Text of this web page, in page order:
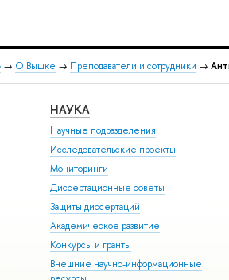
→ О Вышке → Преподаватели и сотрудники →
НАУКА
Научные подразделения
Исследовательские проекты
Мониторинги
Диссертационные советы
Защиты диссертаций
Академическое развитие
Конкурсы и гранты
Внешние научно-информационные